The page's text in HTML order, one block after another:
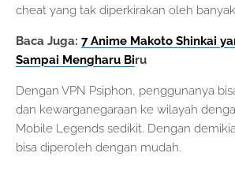
cheat yang tak diperkirakan oleh
Baca Juga: 7 Anime Makoto Shinkai
Sampai Mengharu Biru
Dengan VPN Psiphon, penggunanya
dan kewarganegaraan ke wilayah
Mobile Legends sedikit. Dengan
bisa diperoleh dengan mudah.